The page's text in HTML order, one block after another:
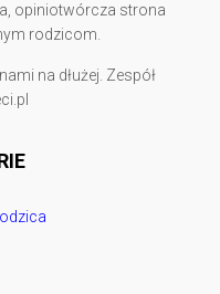
opiniotwórcza strona
rodzicom.
na dłużej. Zespół